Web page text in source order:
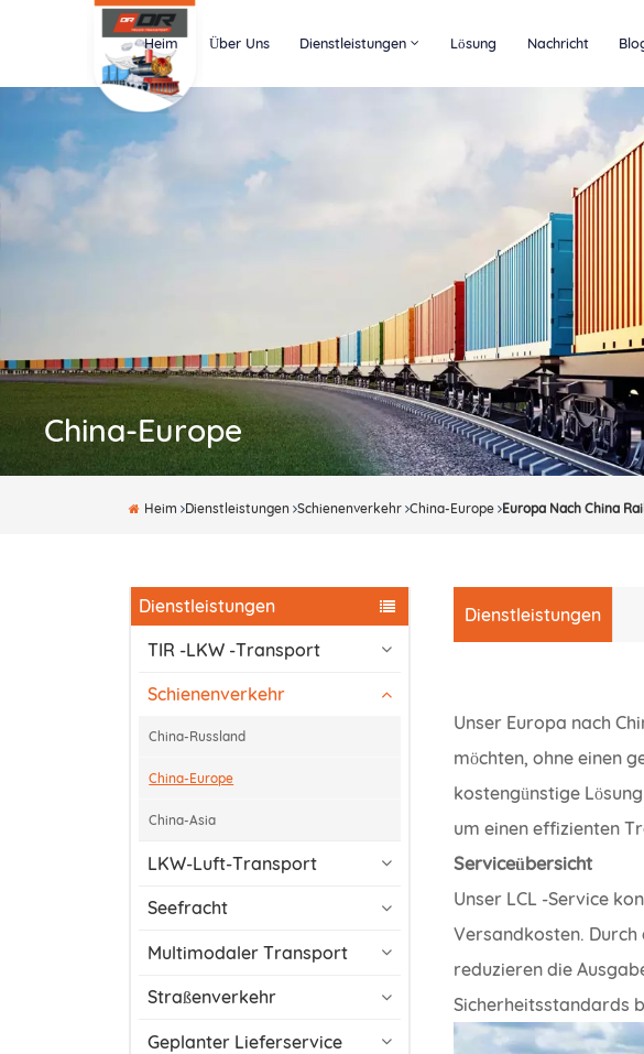
Heim Über Uns Dienstleistungen Lösung Nachricht
China-Europe
Heim Dienstleistungen Schienenverkehr China-Europe Europa Nach China
Dienstleistungen
TIR -LKW -Transport
Schienenverkehr
China-Russland
China-Europe
China-Asia
LKW-Luft-Transport
Seefracht
Multimodaler Transport
Straßenverkehr
Geplanter Lieferservice
Dienstleistungen
Unser Europa nach
möchten, ohne einen
kostengünstige
um einen effizienten
Serviceübersicht
Unser LCL -Service
Versandkosten.
reduzieren die
Sicherheitsstandards